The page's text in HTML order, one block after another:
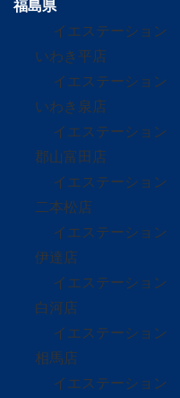
福島県
イエステーション
いわき平店
イエステーション
いわき泉店
イエステーション
郡山富田店
イエステーション
二本松店
イエステーション
伊達店
イエステーション
白河店
イエステーション
相馬店
イエステーション